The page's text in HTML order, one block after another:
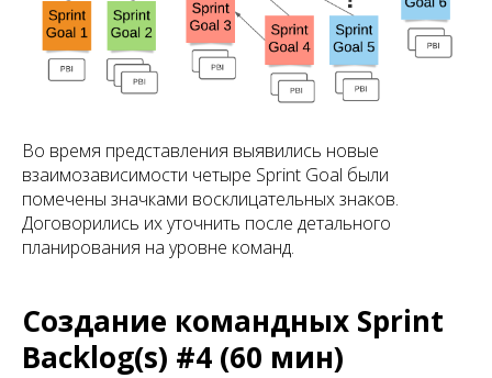
Во время представления выявились новые
взаимозависимости четыре Sprint Goal были
помечены значками восклицательных знаков.
Договорились их уточнить после детального
планирования на уровне команд.
Создание командных Sprint
Backlog(s) #4 (60 мин)